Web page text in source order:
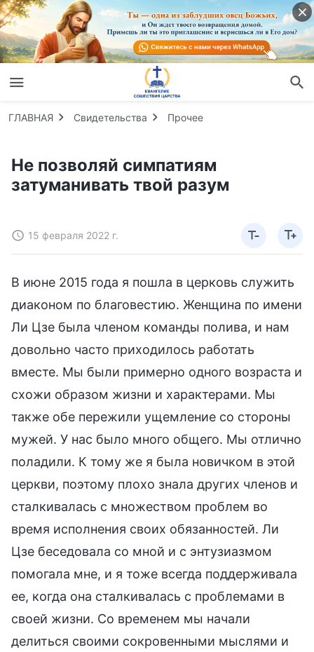
ГЛАВНАЯ Свидетельства Прочее
Не позволяй симпатиям
затуманивать твой разум
15 февраля 2022 г.
В июне 2015 года я пошла в церковь служить
диаконом по благовестию. Женщина по имени
Ли Цзе была членом команды полива, и нам
довольно часто приходилось работать
вместе. Мы были примерно одного возраста и
схожи образом жизни и характерами. Мы
также обе пережили ущемление со стороны
мужей. У нас было много общего. Мы отлично
поладили. К тому же я была новичком в этой
церкви, поэтому плохо знала других членов и
сталкивалась с множеством проблем во
время исполнения своих обязанностей. Ли
Цзе беседовала со мной и с энтузиазмом
помогала мне, и я тоже всегда поддерживала
ее, когда она сталкивалась с проблемами в
своей жизни. Со временем мы начали
делиться своими сокровенными мыслями и